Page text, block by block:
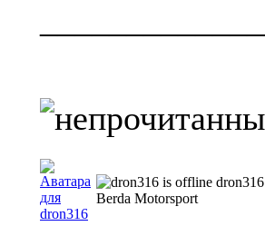
dron316
Berda Motorsport